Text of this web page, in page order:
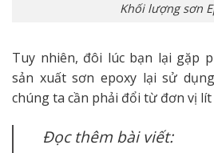
Khối lượng sơn
Tuy nhiên, đôi lúc bạn lại gặp
sản xuất sơn epoxy lại sử
chúng ta cần phải đổi từ đơn vị
Đọc thêm bài viết: